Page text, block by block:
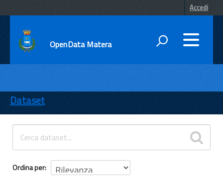
Accedi
OpenData Matera
ENTI
TEMI
INFORMAZIONI
Dataset
Ordina per